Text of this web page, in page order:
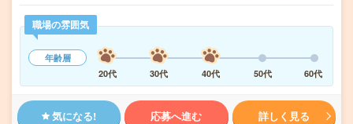
職場の雰囲気
年齢層
20代
30代 40代 50代 60代
気になる! 応募へ進む 詳しく見る